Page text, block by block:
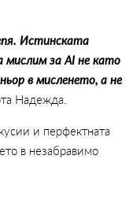
Истинската
мислим за AI не като
в мисленето, а не
Надежда.
и перфектната
в незабравимо